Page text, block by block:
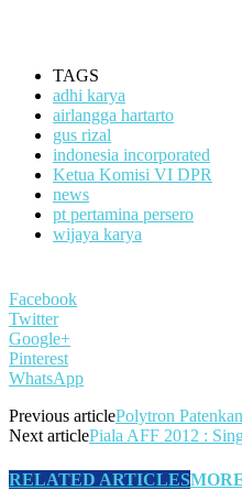
TAGS
adhi karya
airlangga hartarto
gus rizal
indonesia incorporated
Ketua Komisi VI DPR
news
pt pertamina persero
wijaya karya
Facebook
Twitter
Google+
Pinterest
WhatsApp
Previous articlePolytron
Next articlePiala AFF 2012 :
RELATED ARTICLES